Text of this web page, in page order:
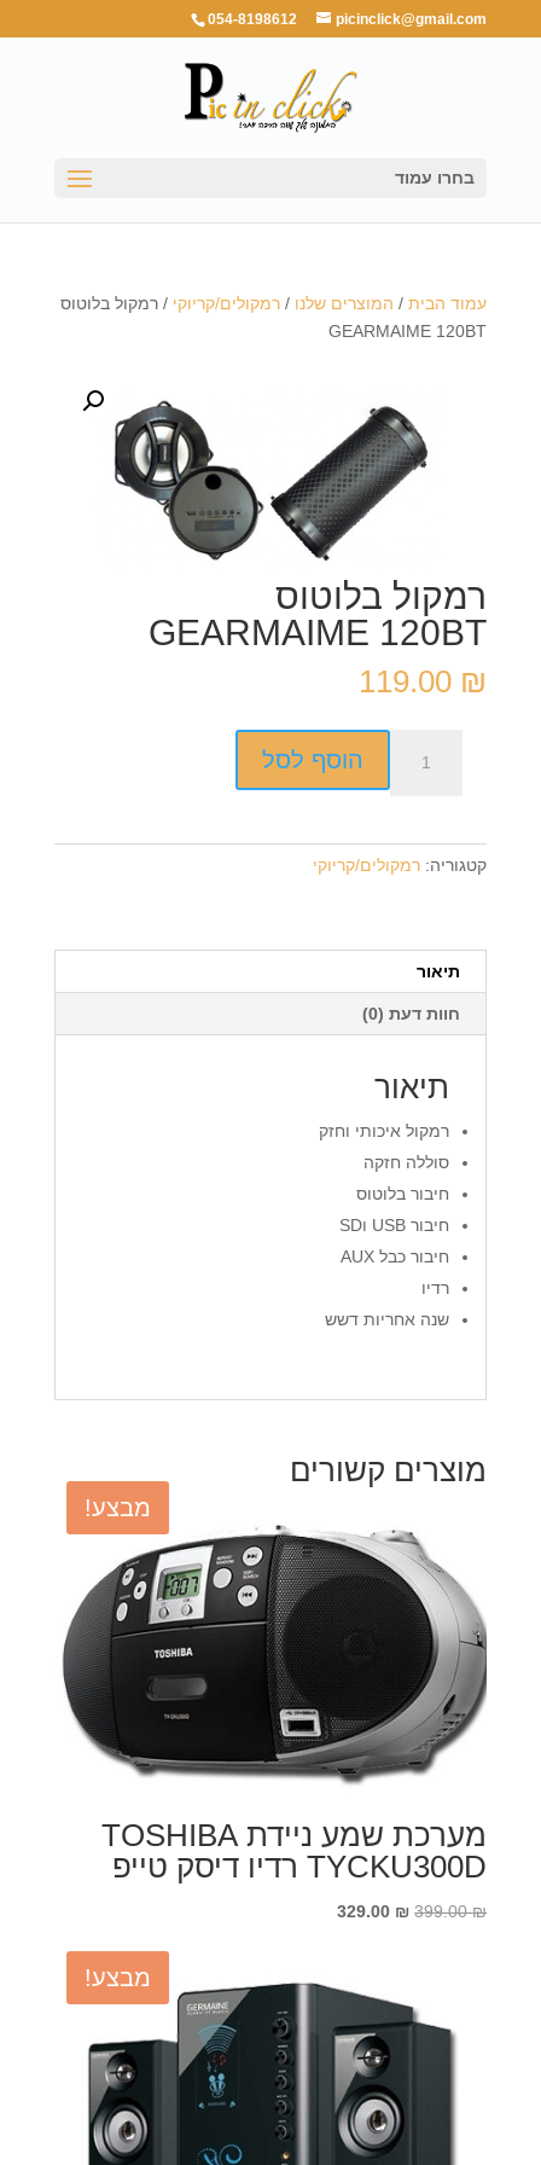
054-8198612 picinclick@gmail.com
בחרו עמוד
עמוד הבית/ המוצרים שלנו / רמקולים/קריוקי / רמקול בלוטוס
GEARMAIME 120BT
רמקול בלוטוס
GEARMAIME 120BT
119.00 ₪
הוסף לסל
קטגוריה: רמקולים/קריוקי
תיאור
חוות דעת (0)
תיאור
רמקול איכותי וחזק
סוללה חזקה
חיבור בלוטוס
חיבור USB וSD
חיבור כבל AUX
רדיו
שנה אחריות דשש
מוצרים קשורים
מבצע!
מערכת שמע ניידת TOSHIBA
TYCKU300D רדיו דיסק טייפ
399.00₪
המחיר
399.00 ₪.
329.00 ₪
המחיר
329.00 ₪.
מבצע!